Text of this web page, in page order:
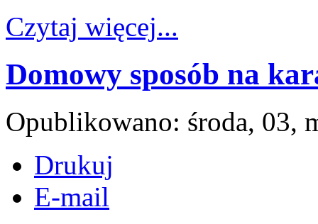
Czytaj więcej...
Domowy sposób na
Opublikowano: środa, 03,
Drukuj
E-mail